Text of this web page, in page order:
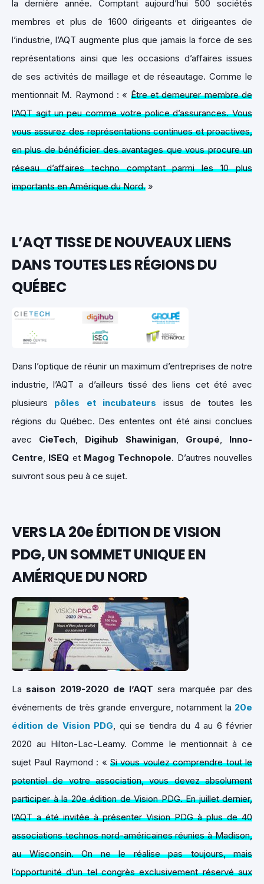
la dernière année. Comptant aujourd’hui 500 sociétés
membres et plus de 1600 dirigeants et dirigeantes de
l’industrie, l’AQT augmente plus que jamais la force de ses
représentations ainsi que les occasions d’affaires issues
de ses activités de maillage et de réseautage. Comme le
mentionnait M. Raymond : « Être et demeurer membre de
l’AQT agit un peu comme votre police d’assurances. Vous
vous assurez des représentations continues et proactives,
en plus de bénéficier des avantages que vous procure un
réseau d’affaires techno comptant parmi les 10 plus
importants en Amérique du Nord. »
L’AQT TISSE DE NOUVEAUX LIENS
DANS TOUTES LES RÉGIONS DU
QUÉBEC
Dans l’optique de réunir un maximum d’entreprises de notre
industrie, l’AQT a d’ailleurs tissé des liens cet été avec
plusieurs pôles et incubateurs issus de toutes les
régions du Québec. Des ententes ont été ainsi conclues
avec CieTech, Digihub Shawinigan, Groupé, Inno-
Centre, ISEQ et Magog Technopole. D’autres nouvelles
suivront sous peu à ce sujet.
VERS LA 20e ÉDITION DE VISION
PDG, UN SOMMET UNIQUE EN
AMÉRIQUE DU NORD
La saison 2019-2020 de l’AQT sera marquée par des
événements de très grande envergure, notamment la 20e
édition de Vision PDG, qui se tiendra du 4 au 6 février
2020 au Hilton-Lac-Leamy. Comme le mentionnait à ce
sujet Paul Raymond : « Si vous voulez comprendre tout le
potentiel de votre association, vous devez absolument
participer à la 20e édition de Vision PDG. En juillet dernier,
l’AQT a été invitée à présenter Vision PDG à plus de 40
associations technos nord-américaines réunies à Madison,
au Wisconsin.On ne le réalise pas toujours, mais
l’opportunité d’un tel congrès exclusivement réservé aux